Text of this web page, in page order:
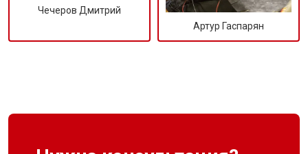
Чечеров Дмитрий
Артур Гаспарян